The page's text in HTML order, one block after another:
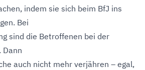
indem sie sich beim BfJ ins
Bei
sind die Betroffenen bei der
Dann
auch nicht mehr verjähren – egal,